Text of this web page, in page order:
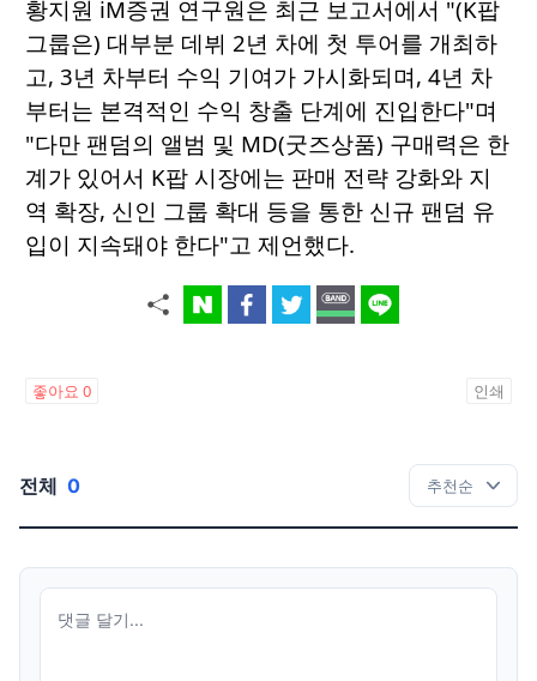
황지원 iM증권 연구원은 최근 보고서에서 "(K팝
그룹은) 대부분 데뷔 2년 차에 첫 투어를 개최하
고, 3년 차부터 수익 기여가 가시화되며, 4년 차
부터는 본격적인 수익 창출 단계에 진입한다"며
"다만 팬덤의 앨범 및 MD(굿즈상품) 구매력은 한
계가 있어서 K팝 시장에는 판매 전략 강화와 지
역 확장, 신인 그룹 확대 등을 통한 신규 팬덤 유
입이 지속돼야 한다"고 제언했다.
좋아요 0 인쇄
전체 0